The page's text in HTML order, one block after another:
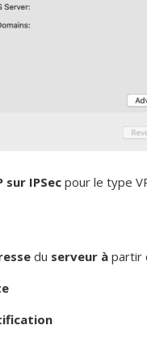
sur IPSec pour le type
du serveur à partir